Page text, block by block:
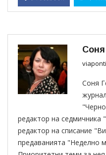
Соня
Соня
редактор на седмичника
редактор на списание
предаванията "Неделно